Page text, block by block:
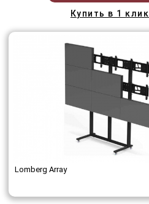
Купить в 1 клик
Lomberg Array